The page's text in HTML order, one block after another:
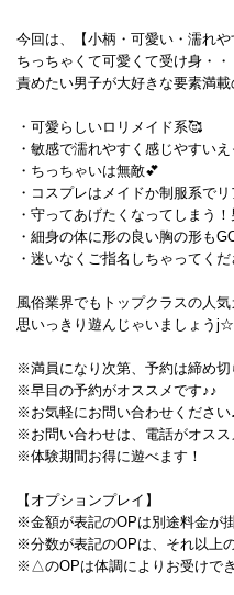
今回は、【小柄・可愛い・濡れ
ちっちゃくて可愛くて受け身・・
責めたい男子が大好きな要素満載
・可愛らしいロリメイド系🥰
・敏感で濡れやすく感じやすい
・ちっちゃいは無敵💕
・コスプレはメイドか制服系で
・守ってあげたくなってしまう
・細身の体に形の良い胸の形も
・迷いなくご指名しちゃってく
風俗業界でもトップクラスの人気
思いっきり遊んじゃいましょうj☆
※満員になり次第、予約は締め切
※早目の予約がオススメです♪♪
※お気軽にお問い合わせください
※お問い合わせは、電話がオスス
※体験期間お得に遊べます！
【オプションプレイ】
※金額が表記のOPは別途料金が掛
※分数が表記のOPは、それ以上
※△のOPは体調によりお受けで